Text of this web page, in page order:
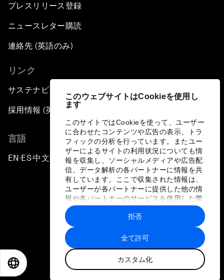
このウェブサイトはCookieを使用し
ます
このサイトではCookieを使って、ユーザー
に合わせたコンテンツや広告の表示、トラ
フィックの分析を行っています。またユー
ザーによるサイトの利用状況についても情
報を収集し、ソーシャルメディアや広告配
信、データ解析の各パートナーに情報を共
有しています。ここで収集された情報は、
ユーザーが各パートナーに提供した他の情
報や各パートナーのサービスを使用した際
に収集された情報と組み合わされ、各パー
トナーによって使用されることがありま
す。
全て許可
カスタム化
拒否
プレスリリース登録
ニュースレター購読
連絡先 (英語のみ)
リンク
サステナビリティへの取り組み
採用情報 (英語のみ)
言語
EN ▪ES▪中文▪ 日本語
プライバシーポリシーと利用規約
サイトマップ
©
世界経済フォーラム